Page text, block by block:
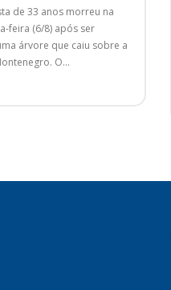
de 33 anos morreu na
feira (6/8) após ser
árvore que caiu sobre a
ERS-124, em Montenegro. O...